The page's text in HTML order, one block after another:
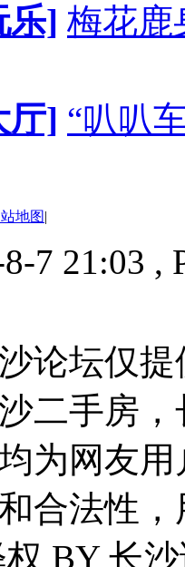
乐] 梅花鹿
厅] “叭叭
地图|
7 21:03 ,
论坛仅
二手房
为网友
合法性
BY 长